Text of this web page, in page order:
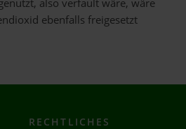
also verfault wäre, wäre
ebenfalls freigesetzt
RECHTLICHES